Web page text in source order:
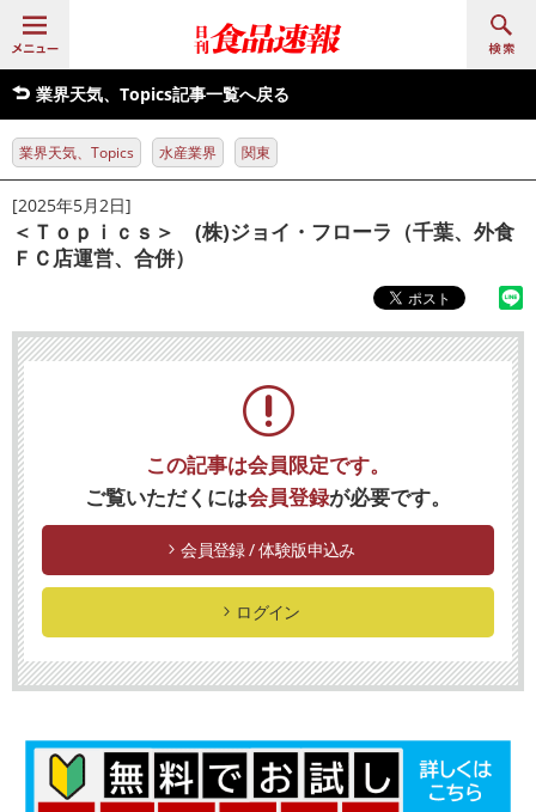
業界天気、Topics記事一覧へ戻る
業界天気、Topics 水産業界 関東
[2025年5月2日]
＜Ｔｏｐｉｃｓ＞ (株)ジョイ・フローラ（千葉、外食
ＦＣ店運営、合併）
この記事は会員限定です。
ご覧いただくには会員登録が必要です。
会員登録 / 体験版申込み
ログイン